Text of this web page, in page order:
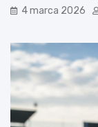
4 marca 2026